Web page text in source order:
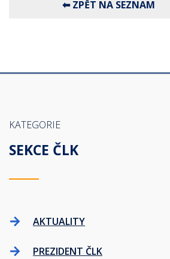
KATEGORIE
SEKCE ČLK
AKTUALITY
PREZIDENT ČLK